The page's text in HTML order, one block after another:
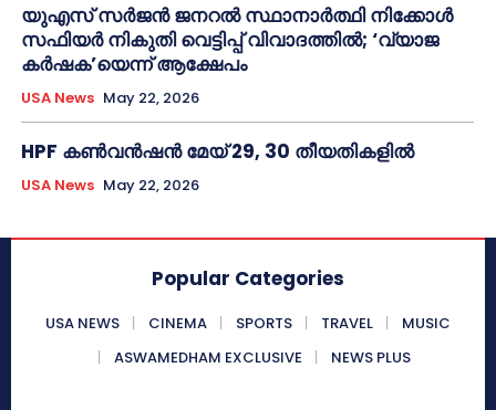
യുഎസ് സർജൻ ജനറൽ സ്ഥാനാർത്ഥി നിക്കോൾ
സഫിയർ നികുതി വെട്ടിപ്പ് വിവാദത്തിൽ; ‘വ്യാജ
കർഷക’യെന്ന് ആക്ഷേപം
USA News May 22, 2026
HPF കൺവൻഷൻ മേയ് 29, 30 തീയതികളിൽ
USA News May 22, 2026
Popular Categories
USA NEWS CINEMA SPORTS TRAVEL
MUSIC
ASWAMEDHAM EXCLUSIVE
NEWS PLUS